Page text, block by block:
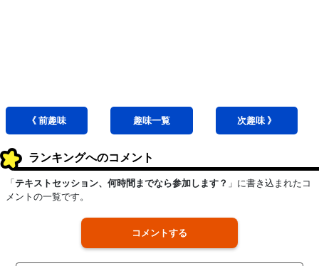
《 前趣味 趣味一覧 次趣味》
ランキングへのコメント
「 テキストセッション、何時間までなら参加します？ 」に書き込まれたコ
メントの一覧です。
コメントする